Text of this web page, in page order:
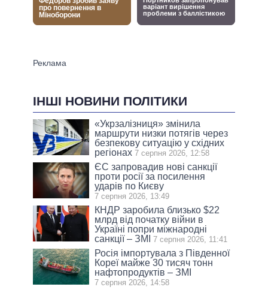
ІНШІ НОВИНИ ПОЛІТИКИ
«Укрзалізниця» змінила
маршрути низки потягів через
безпекову ситуацію у східних
регіонах 7 серпня 2026, 12:58
ЄС запровадив нові санкції
проти росії за посилення
ударів по Києву
7 серпня 2026, 13:49
КНДР заробила близько $22
млрд від початку війни в
Україні попри міжнародні
санкції – ЗМІ
7 серпня 2026, 11:41
Росія імпортувала з Південної
Кореї майже 30 тисяч тонн
нафтопродуктів – ЗМІ
7 серпня 2026, 14:58